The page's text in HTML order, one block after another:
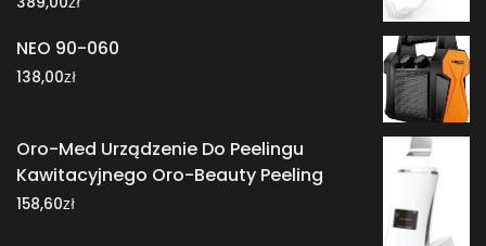
NEO 90-060
138,00zł
Oro-Med Urządzenie Do Peelingu
Kawitacyjnego Oro-Beauty Peeling
158,60zł